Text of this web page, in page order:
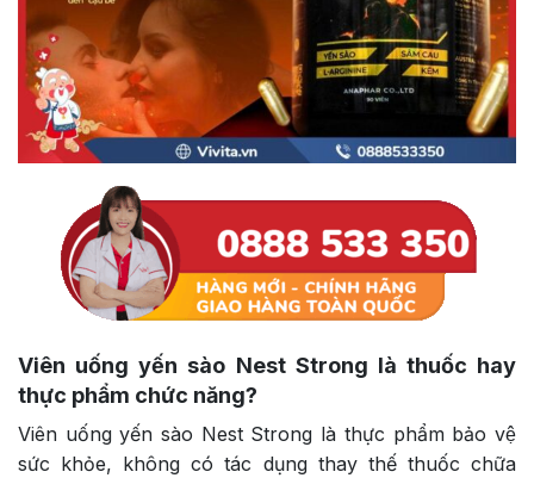
Viên uống yến sào Nest Strong là thuốc hay
thực phẩm chức năng?
Viên uống yến sào Nest Strong là thực phẩm bảo vệ
sức khỏe, không có tác dụng thay thế thuốc chữa